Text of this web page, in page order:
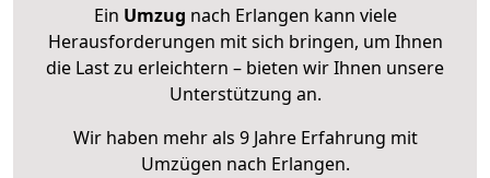
Ein Umzug nach Erlangen kann viele
Herausforderungen mit sich bringen, um Ihnen
die Last zu erleichtern – bieten wir Ihnen unsere
Unterstützung an.
Wir haben mehr als 9 Jahre Erfahrung mit
Umzügen nach Erlangen.